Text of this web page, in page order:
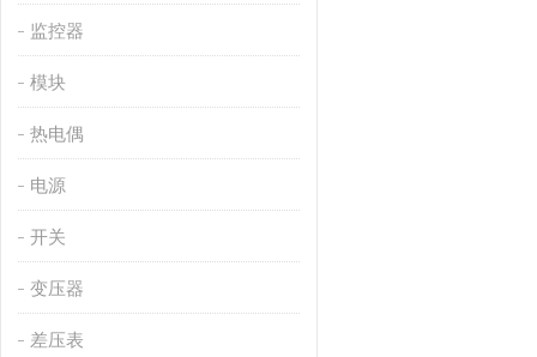
监控器
模块
热电偶
电源
开关
变压器
差压表